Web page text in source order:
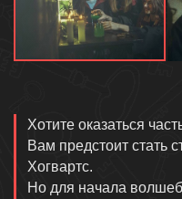
Описание
Хотите оказаться
Вам предстоит стать
Хогвартс.
Но для начала